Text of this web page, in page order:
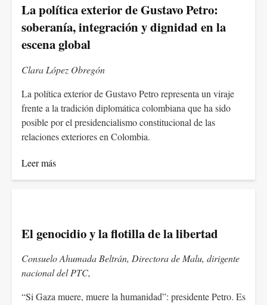
La política exterior de Gustavo Petro:
soberanía, integración y dignidad en la
escena global
Clara López Obregón
La política exterior de Gustavo Petro representa un viraje
frente a la tradición diplomática colombiana que ha sido
posible por el presidencialismo constitucional de las
relaciones exteriores en Colombia.
Leer más
El genocidio y la flotilla de la libertad
Consuelo Ahumada Beltrán, Directora de Malu, dirigente
nacional del PTC,
“Si Gaza muere, muere la humanidad”: presidente Petro. Es